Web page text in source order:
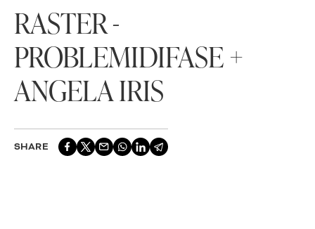
RASTER -
PROBLEMIDIFASE +
ANGELA IRIS
SHARE